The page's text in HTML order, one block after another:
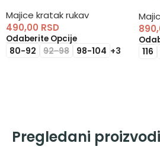
Majice kratak rukav
490,00 RSD
Odaberite Opcije
80-92 92-98 98-104 +3 116
Pregledani proizvodi